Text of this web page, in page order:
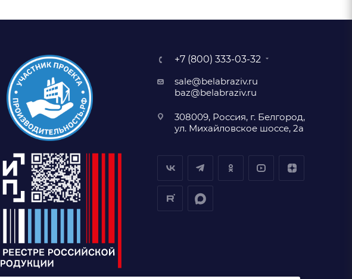
+7 (800) 333-03-32
sale@belabraziv.ru
baz@belabraziv.ru
308009, Россия, г. Белгород,
ул. Михайловское шоссе, 2а